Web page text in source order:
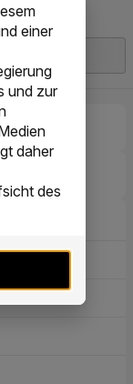
einer
und zur
daher
des